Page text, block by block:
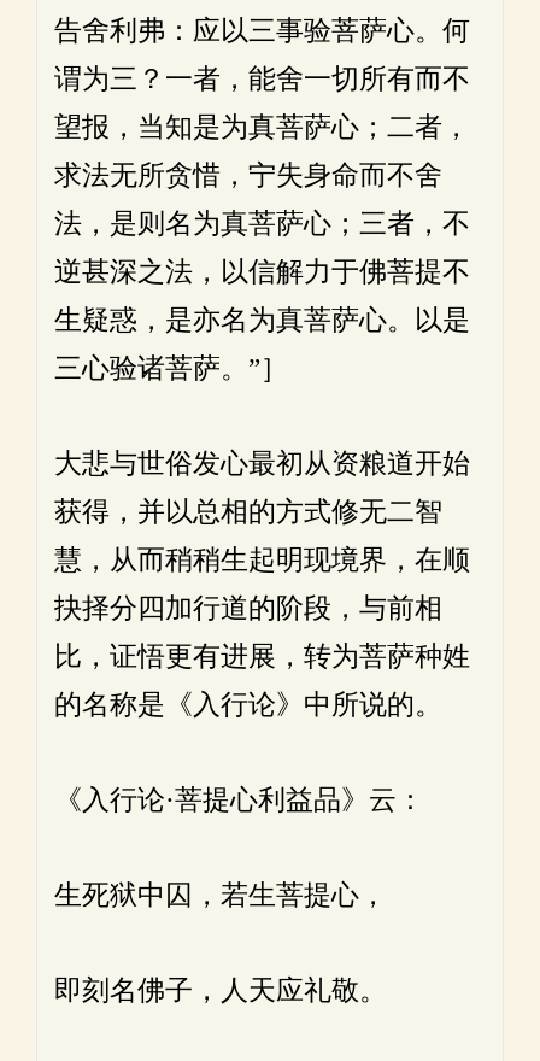
告舍利弗：应以三事验菩萨心。何
谓为三？一者，能舍一切所有而不
望报，当知是为真菩萨心；二者，
求法无所贪惜，宁失身命而不舍
法，是则名为真菩萨心；三者，不
逆甚深之法，以信解力于佛菩提不
生疑惑，是亦名为真菩萨心。以是
三心验诸菩萨。”］
大悲与世俗发心最初从资粮道开始
获得，并以总相的方式修无二智
慧，从而稍稍生起明现境界，在顺
抉择分四加行道的阶段，与前相
比，证悟更有进展，转为菩萨种姓
的名称是《入行论》中所说的。
《入行论·菩提心利益品》云：
生死狱中囚，若生菩提心，
即刻名佛子，人天应礼敬。